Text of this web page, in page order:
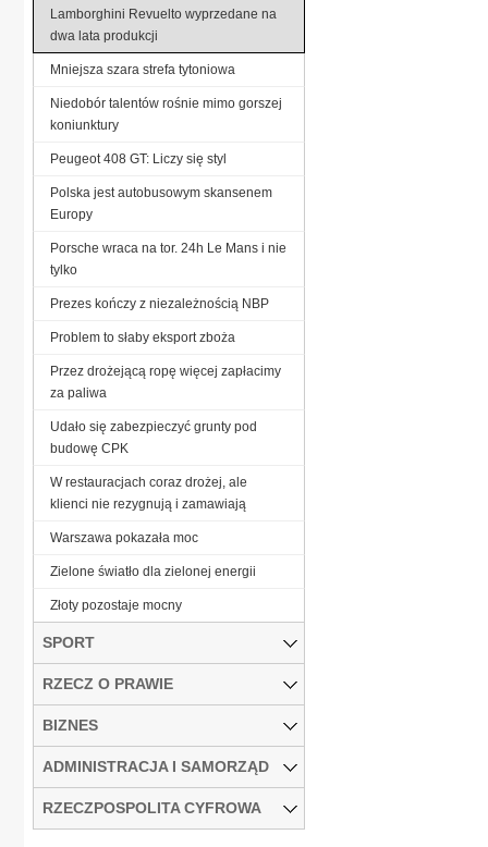
Lamborghini Revuelto wyprzedane na
dwa lata produkcji
Mniejsza szara strefa tytoniowa
Niedobór talentów rośnie mimo gorszej
koniunktury
Peugeot 408 GT: Liczy się styl
Polska jest autobusowym skansenem
Europy
Porsche wraca na tor. 24h Le Mans i nie
tylko
Prezes kończy z niezależnością NBP
Problem to słaby eksport zboża
Przez drożejącą ropę więcej zapłacimy
za paliwa
Udało się zabezpieczyć grunty pod
budowę CPK
W restauracjach coraz drożej, ale
klienci nie rezygnują i zamawiają
Warszawa pokazała moc
Zielone światło dla zielonej energii
Złoty pozostaje mocny
SPORT
RZECZ O PRAWIE
BIZNES
ADMINISTRACJA I SAMORZĄD
RZECZPOSPOLITA CYFROWA